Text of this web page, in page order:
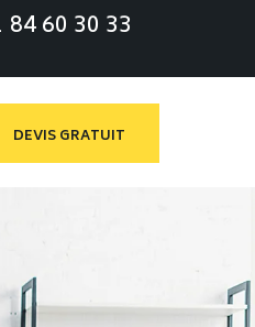
84 60 30 33
DEVIS GRATUIT